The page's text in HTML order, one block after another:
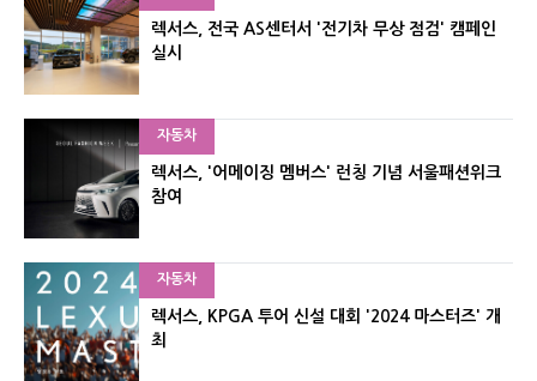
렉서스, 전국 AS센터서 '전기차 무상 점검' 캠페인
실시
자동차
렉서스, '어메이징 멤버스' 런칭 기념 서울패션위크
참여
자동차
렉서스, KPGA 투어 신설 대회 '2024 마스터즈' 개
최